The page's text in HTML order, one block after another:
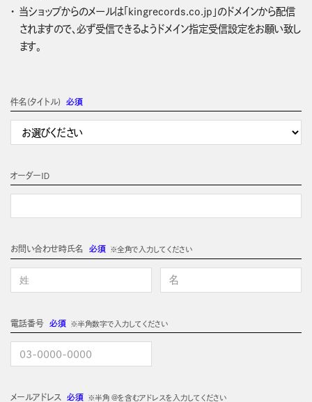
当ショップからのメールは「kingrecords.co.jp」のドメインから配信
されますので、必ず受信できるようドメイン指定受信設定をお願い致し
ます。
件名(タイトル) 必須
オーダーＩＤ
お問い合わせ時氏名 必須 ※全角で入力してください
電話番号必須 ※半角数字で入力してください
メールアドレス 必須 ※半角 @を含むアドレスを入力してください